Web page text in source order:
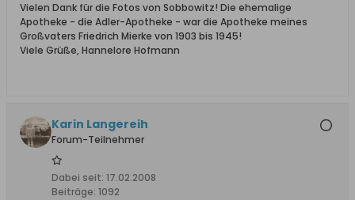
Vielen Dank für die Fotos von Sobbowitz! Die ehemalige
Apotheke - die Adler-Apotheke - war die Apotheke meines
Großvaters Friedrich Mierke von 1903 bis 1945!
Viele Grüße, Hannelore Hofmann
Karin Langereih
Forum-Teilnehmer
Dabei seit: 17.02.2008
Beiträge: 1092